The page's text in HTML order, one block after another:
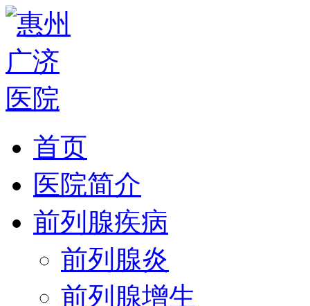
首页
医院简介
前列腺疾病
前列腺炎
前列腺增生